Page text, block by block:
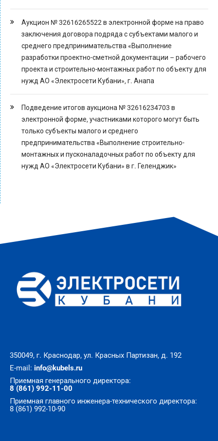
Аукцион № 32616265522 в электронной форме на право
заключения договора подряда с субъектами малого и
среднего предпринимательства «Выполнение
разработки проектно-сметной документации – рабочего
проекта и строительно-монтажных работ по объекту для
нужд АО «Электросети Кубани», г. Анапа
Подведение итогов аукциона № 32616234703 в
электронной форме, участниками которого могут быть
только субъекты малого и среднего
предпринимательства «Выполнение строительно-
монтажных и пусконаладочных работ по объекту для
нужд АО «Электросети Кубани» в г. Геленджик»
350049, г. Краснодар, ул. Красных Партизан, д. 192
E-mail: info@kubels.ru
Приемная генерального директора:
8 (861) 992-11-00
Приемная главного инженера-технического директора:
8 (861) 992-10-90